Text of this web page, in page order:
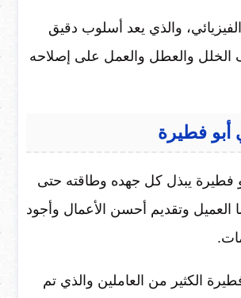
والذي يعد أسلوب دقيق
الخلل والعطل والعمل على إصلاحه
أبو فطيرة
فطيرة يبذل كل جهده وطاقته حتى
وتقديم أحسن الأعمال وأجود
الكثير من العاملين والذي تم